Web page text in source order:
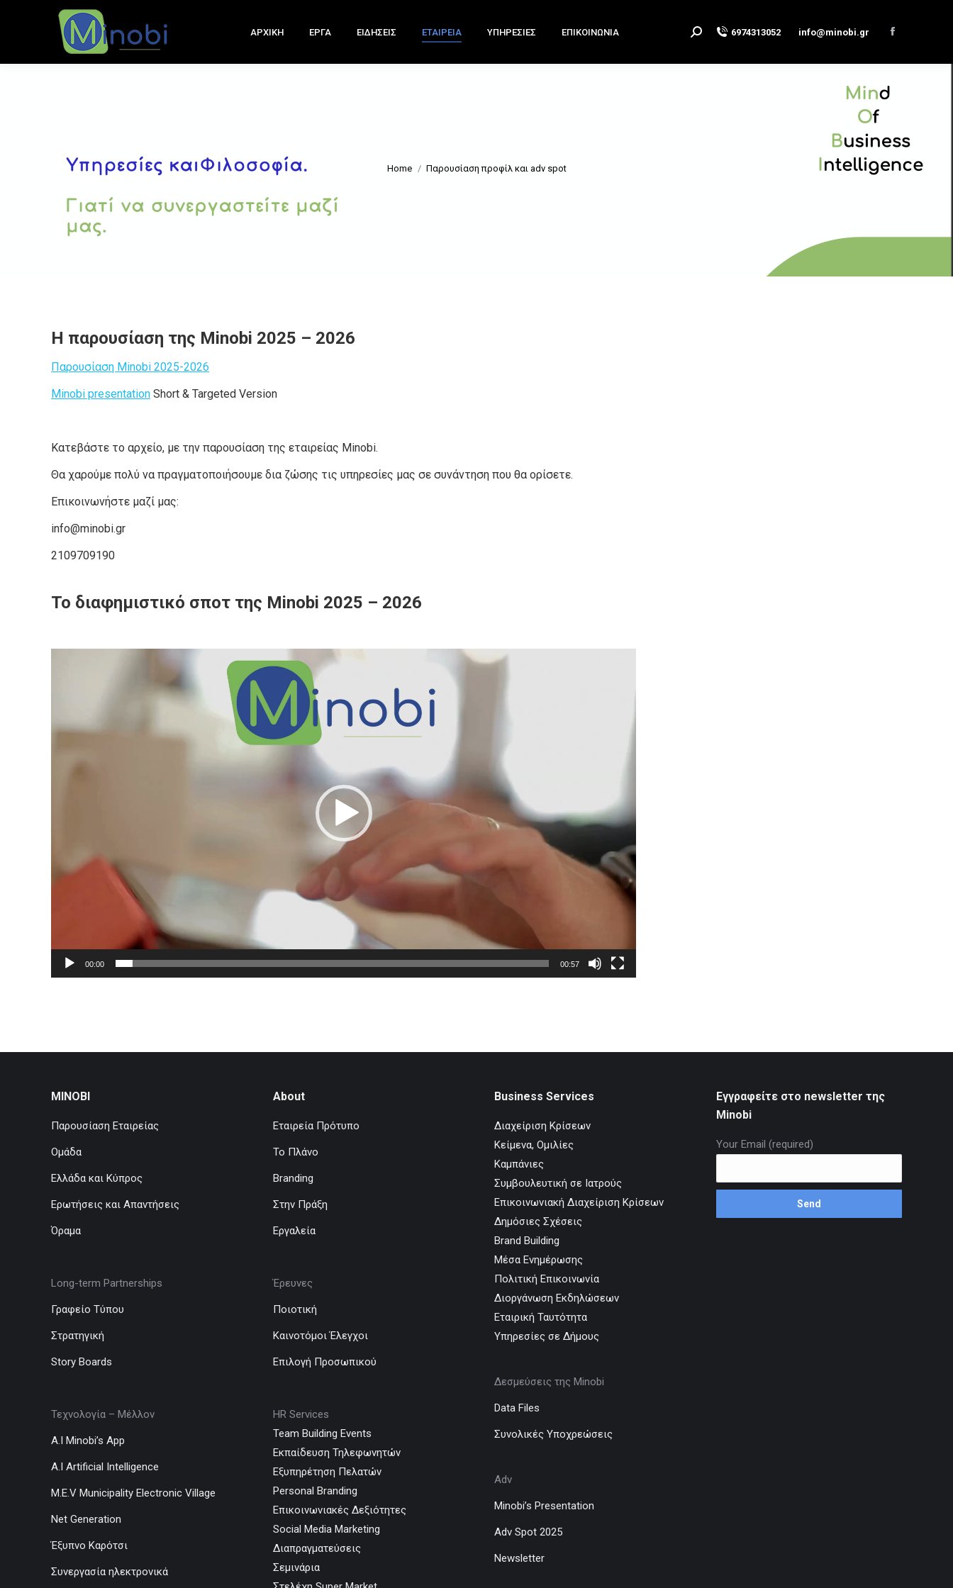
ΑΡΧΙΚΗ ΕΡΓΑ ΕΙΔΗΣΕΙΣ ΕΤΑΙΡΕΙΑ ΥΠΗΡΕΣΙΕΣ ΕΠΙΚΟΙΝΩΝΙΑ Search: 6974313052 info@minobi.gr
Facebook
You are here:
Home Παρουσίαση προφίλ και adv spot
Η παρουσίαση της Minobi 2025 – 2026
Παρουσίαση Minobi 2025-2026
Minobi presentation Short & Targeted Version
Κατεβάστε το αρχείο, με την παρουσίαση της εταιρείας Minobi.
Θα χαρούμε πολύ να πραγματοποιήσουμε δια ζώσης τις υπηρεσίες μας σε συνάντηση που θα ορίσετε.
Επικοινωνήστε μαζί μας:
info@minobi.gr
2109709190
Το διαφημιστικό σπoτ της Minobi 2025 – 2026
00:00 00:57
MINOBI
Παρουσίαση Εταιρείας
Ομάδα
Ελλάδα και Κύπρος
Ερωτήσεις και Απαντήσεις
Όραμα
Long-term Partnerships
Γραφείο Τύπου
Στρατηγική
Story Boards
Τεχνολογία – Μέλλον
A.I Minobi’s App
A.I Artificial Intelligence
M.E.V Municipality Electronic Village
Net Generation
Έξυπνο Καρότσι
Συνεργασία ηλεκτρονικά
About
Εταιρεία Πρότυπο
Το Πλάνο
Branding
Στην Πράξη
Εργαλεία
Έρευνες
Ποιοτική
Καινοτόμοι Έλεγχοι
Επιλογή Προσωπικού
HR Services
Team Building Events
Εκπαίδευση Τηλεφωνητών
Εξυπηρέτηση Πελατών
Personal Branding
Επικοινωνιακές Δεξιότητες
Social Media Marketing
Διαπραγματεύσεις
Σεμινάρια
Business Services
Διαχείριση Κρίσεων
Κείμενα, Ομιλίες
Καμπάνιες
Συμβουλευτική σε Ιατρούς
Επικοινωνιακή Διαχείριση Κρίσεων
Δημόσιες Σχέσεις
Brand Building
Μέσα Ενημέρωσης
Πολιτική Επικοινωνία
Διοργάνωση Εκδηλώσεων
Εταιρική Ταυτότητα
Υπηρεσίες σε Δήμους
Δεσμεύσεις της Minobi
Data Files
Συνολικές Υποχρεώσεις
Adv
Minobi’s Presentation
Adv Spot 2025
Newsletter
Εγγραφείτε στο newsletter της
Minobi
Your Email (required)